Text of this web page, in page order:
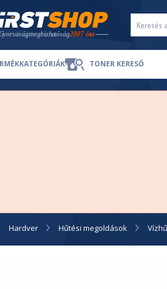
TONER KERESŐ
Hardver Hűtési megoldások